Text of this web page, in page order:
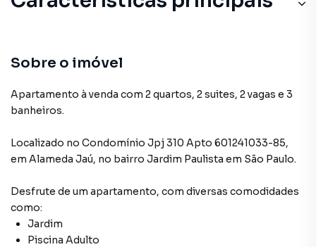
Sobre o imóvel
Apartamento à venda com 2 quartos, 2 suites, 2 vagas e 3
banheiros.
Localizado no Condomínio Jpj 310 Apto 601241033-85,
em Alameda Jaú, no bairro Jardim Paulista em São Paulo.
Desfrute de um apartamento, com diversas comodidades
como:
Jardim
Piscina Adulto